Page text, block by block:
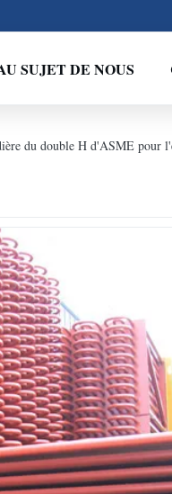
SUJET DE NOUS
du double H d'ASME pour